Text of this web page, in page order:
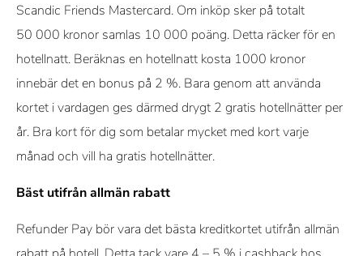
Scandic Friends Mastercard. Om inköp sker på totalt
50 000 kronor samlas 10 000 poäng. Detta räcker för en
hotellnatt. Beräknas en hotellnatt kosta 1000 kronor
innebär det en bonus på 2 %. Bara genom att använda
kortet i vardagen ges därmed drygt 2 gratis hotellnätter per
år. Bra kort för dig som betalar mycket med kort varje
månad och vill ha gratis hotellnätter.
Bäst utifrån allmän rabatt
Refunder Pay bör vara det bästa kreditkortet utifrån allmän